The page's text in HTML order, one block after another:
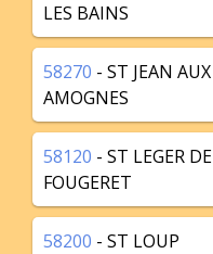
LES BAINS
58270 - ST JEAN AUX
AMOGNES
58120 - ST LEGER DE
FOUGERET
58200 - ST LOUP